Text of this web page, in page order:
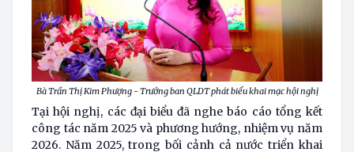
Bà Trần Thị Kim Phượng - Trưởng ban QLDT phát biểu khai mạc hội nghị
Tại hội nghị, các đại biểu đã nghe báo cáo tổng kết
công tác năm 2025 và phương hướng, nhiệm vụ năm
2026. Năm 2025, trong bối cảnh cả nước triển khai